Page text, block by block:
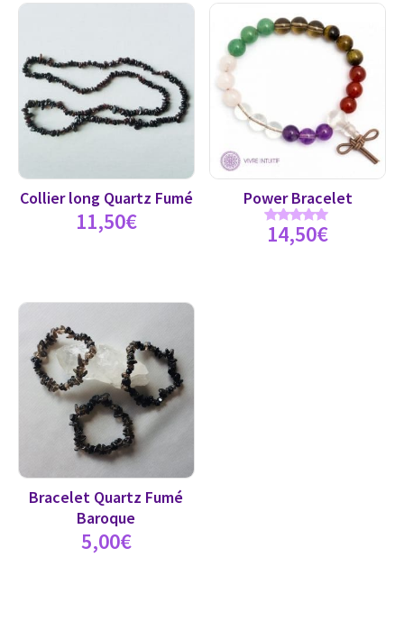
Collier long Quartz Fumé
11,50€
Power Bracelet
Note
5.00
14,50€
Bracelet Quartz Fumé
Baroque
5,00€